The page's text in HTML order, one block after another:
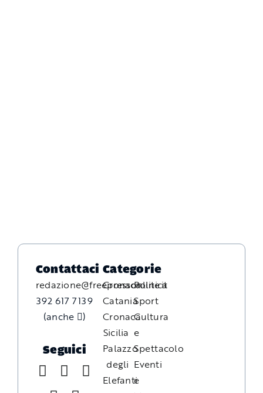
Contattaci
redazione@freepressonline.it
392 617 7139
(anche
)
Seguici
Categorie
Cronaca
Catania
Cronaca
Sicilia
Palazzo
degli
Elefanti
Politica
Sport
Cultura
e
Spettacolo
Eventi
e